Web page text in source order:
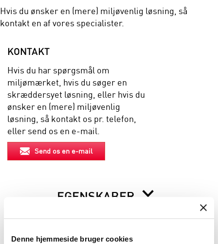
Denne hjemmeside bruger cookies
Hvis du ønsker en (mere) miljøvenlig løsning, så
kontakt en af vores specialister.
KONTAKT
Hvis du har spørgsmål om
miljømærket, hvis du søger en
skræddersyet løsning, eller hvis du
ønsker en (mere) miljøvenlig
løsning, så kontakt os pr. telefon,
eller send os en e-mail.
Send os en e-mail
EGENSKABER